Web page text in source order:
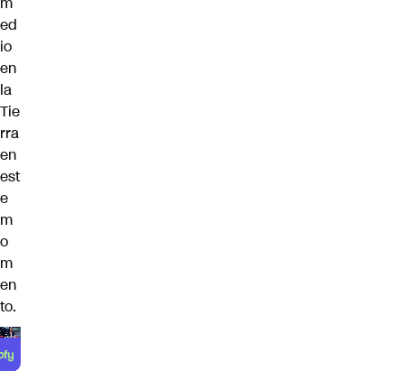
ed
io
en
la
Tie
rra
en
est
e
m
o
m
en
to.